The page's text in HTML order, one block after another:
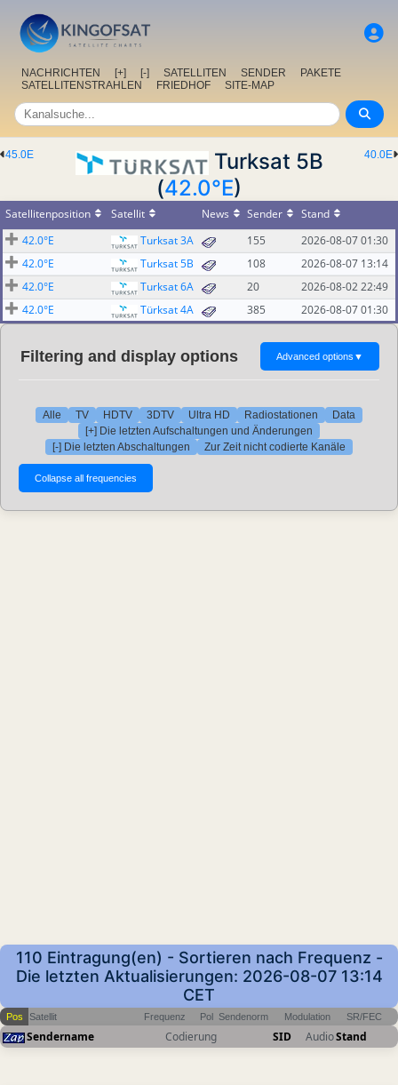
NACHRICHTEN [+] [-] SATELLITEN SENDER
PAKETE
SATELLITENSTRAHLEN
FRIEDHOF SITE-MAP
40.0E
45.0E
Turksat 5B
(42.0°E)
Satellitenposition Satellit News Sender
Stand
42.0°E
Turksat 3A 155
2026-08-07 01:30
42.0°E
Turksat 5B 108
2026-08-07 13:14
42.0°E
Turksat 6A 20
2026-08-02 22:49
42.0°E
Türksat 4A 385 2026-08-07 01:30
Filtering and display options Advanced options ▼
Alle TV HDTV 3DTV Ultra HD Radiostationen
Data
[+] Die letzten Aufschaltungen und Änderungen
[-] Die letzten Abschaltungen
Zur Zeit nicht codierte Kanäle
110 Eintragung(en) - Sortieren nach Frequenz -
Die letzten Aktualisierungen: 2026-08-07 13:14
CET
Pos Satellit Frequenz Pol Sendenorm Modulation SR/FEC
Sendername Codierung SID AudioStand